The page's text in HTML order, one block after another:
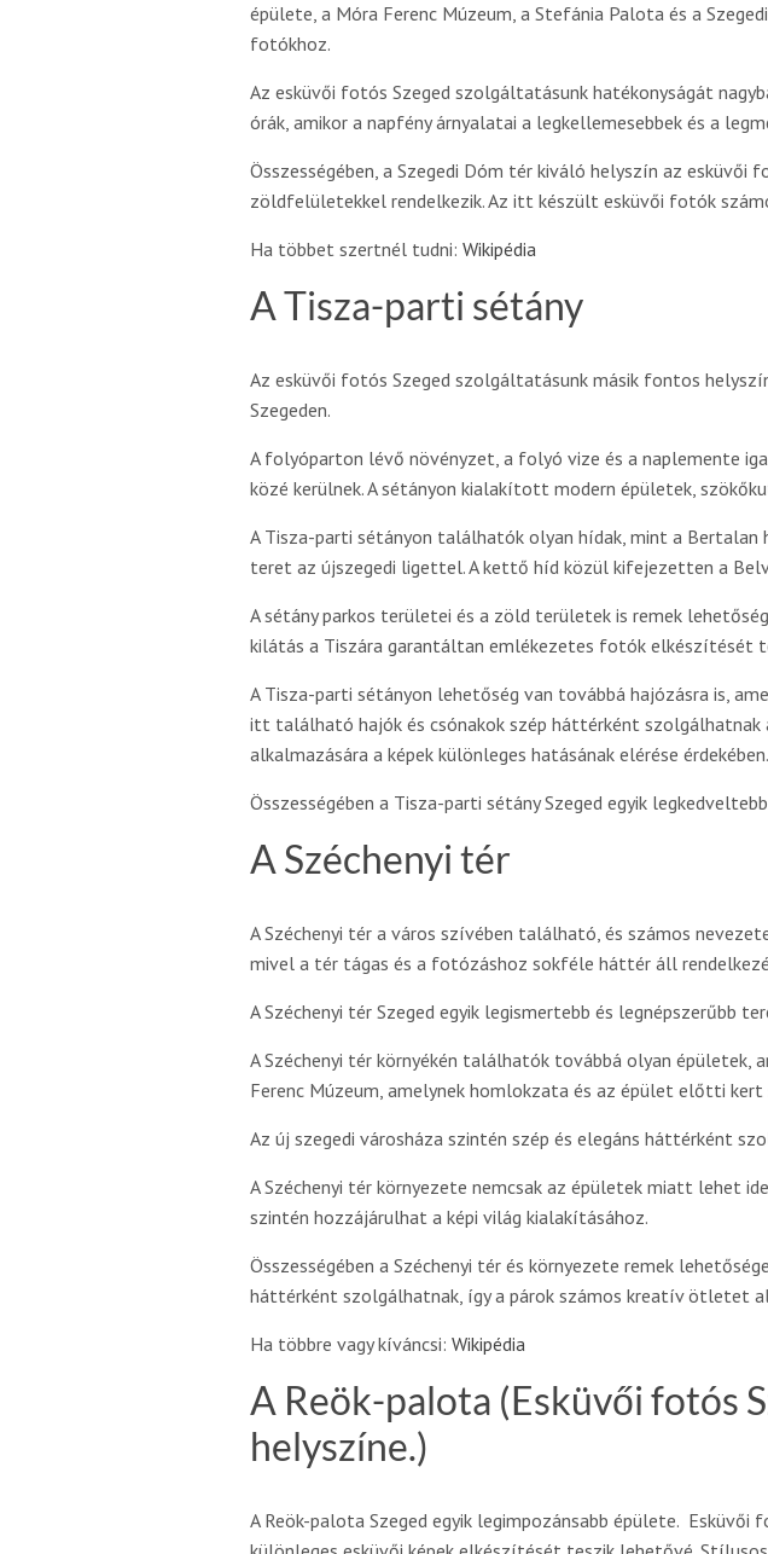
épülete, a Móra Ferenc Múzeum, a Stefánia Palota és a
fotókhoz.
Az esküvői fotós Szeged szolgáltatásunk hatékonyságát
órák, amikor a napfény árnyalatai a legkellemesebbek és a
Összességében, a Szegedi Dóm tér kiváló helyszín az
zöldfelületekkel rendelkezik. Az itt készült esküvői fotók
Ha többet szertnél tudni: Wikipédia
A Tisza-parti sétány
Az esküvői fotós Szeged szolgáltatásunk másik fontos
Szegeden.
A folyóparton lévő növényzet, a folyó vize és a naplemente
közé kerülnek. A sétányon kialakított modern épületek,
A Tisza-parti sétányon találhatók olyan hídak, mint a Bertalan
teret az újszegedi ligettel. A kettő híd közül kifejezetten a
A sétány parkos területei és a zöld területek is remek
kilátás a Tiszára garantáltan emlékezetes fotók elkészítését
A Tisza-parti sétányon lehetőség van továbbá hajózásra is,
itt található hajók és csónakok szép háttérként
alkalmazására a képek különleges hatásának elérése érdekében.
Összességében a Tisza-parti sétány Szeged egyik
A Széchenyi tér
A Széchenyi tér a város szívében található, és számos
mivel a tér tágas és a fotózáshoz sokféle háttér áll
A Széchenyi tér Szeged egyik legismertebb és legnépszerűbb
A Széchenyi tér környékén találhatók továbbá olyan épületek,
Ferenc Múzeum, amelynek homlokzata és az épület előtti
Az új szegedi városháza szintén szép és elegáns háttérként
A Széchenyi tér környezete nemcsak az épületek miatt lehet
szintén hozzájárulhat a képi világ kialakításához.
Összességében a Széchenyi tér és környezete remek
háttérként szolgálhatnak, így a párok számos kreatív ötletet
Ha többre vagy kíváncsi: Wikipédia
A Reök-palota (Esküvői fotós
helyszíne.)
A Reök-palota Szeged egyik legimpozánsabb épülete.